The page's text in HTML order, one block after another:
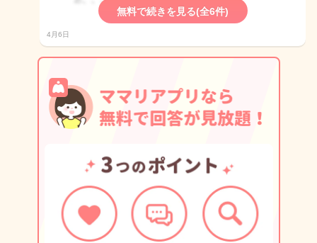
無料で続きを見る(全6件)
4月6日